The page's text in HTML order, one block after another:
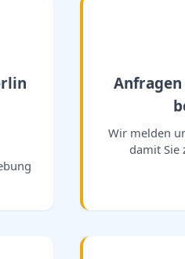
Wir melden
damit Sie